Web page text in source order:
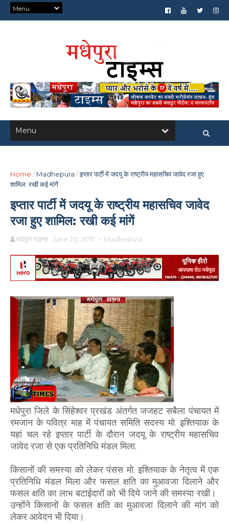
Home / Madhepura /इप्तार पार्टी में जदयू के राष्ट्रीय महासचिव जावेद रजा हुए
शामिल: रखी कई मांगें
इप्तार पार्टी में जदयू के राष्ट्रीय महासचिव जावेद
रजा हुए शामिल: रखी कई मांगें
मधेपुरा टाइम्स June 20, 2017 - Madhepura
मधेपुरा जिले के सिंहेश्वर प्रखंड अंतर्गत जजहट सबैला पंचायत में
रमजान के पवित्र माह में पंचायत समिति सदस्य मो. इश्तियाक के
यहां चल रहे इप्तार पार्टी के दौरान जदयू के राष्ट्रीय महासचिव
जावेद रजा से एक प्रतिनिधि मंडल मिला.
किसानों की समस्या को लेकर पंसस मो. इश्तियाक के नेतृत्व में एक
प्रतिनिधि मंडल मिला और फसल क्षति का मुआवजा दिलाने और
फसल क्षति का लाभ बटाईदारों को भी दिये जाने की समस्या रखी।
उन्होंने किसानों के फसल क्षति का मुआवजा दिलाने की मांग को
लेकर आवेदन भी दिया।